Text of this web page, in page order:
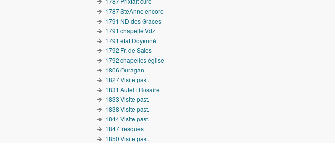
1787 SteAnne encore
1791 ND des Graces
1791 chapelle Vdz
1791 état Doyenné
1792 Fr. de Sales
1792 chapelles église
1806 Ouragan
1827 Visite past.
1831 Autel : Rosaire
1833 Visite past.
1838 Visite past.
1844 Visite past.
1847 fresques
1850 Visite past.